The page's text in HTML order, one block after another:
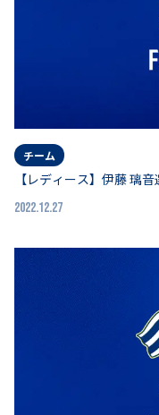
チーム
【レディース】伊藤 璃
2022.12.27